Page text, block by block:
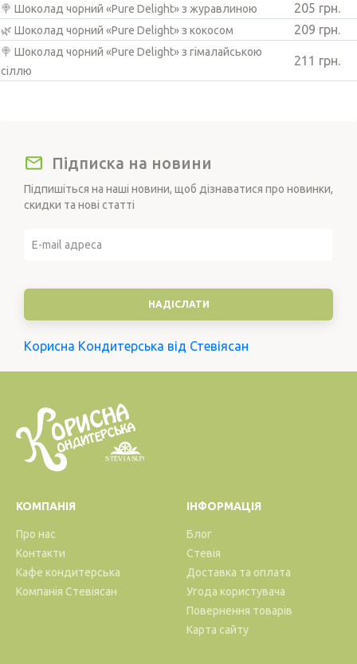
Підписка на новини
Підпишіться на наші новини, щоб дізнаватися про новинки,
скидки та нові статті
Корисна Кондитерська від Стевіясан
🍭 Шоколад чорний «Pure Delight» з журавлиною 205 грн.
🌿 Шоколад чорний «Pure Delight» з кокосом 209 грн.
🍭 Шоколад чорний «Pure Delight» з гімалайською
сіллю
211 грн.
КОМПАНІЯ
Про нас
Контакти
Кафе кондитерська
Компанія Стевіясан
ІНФОРМАЦІЯ
Блог
Стевія
Доставка та оплата
Угода користувача
Повернення товарів
Карта сайту